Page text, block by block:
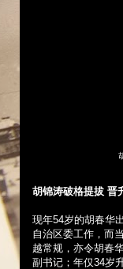
胡锦涛破格提拔 晋
现年54岁的胡春华
自治区委工作，而
越常规，亦令胡春
副书记；年仅34岁